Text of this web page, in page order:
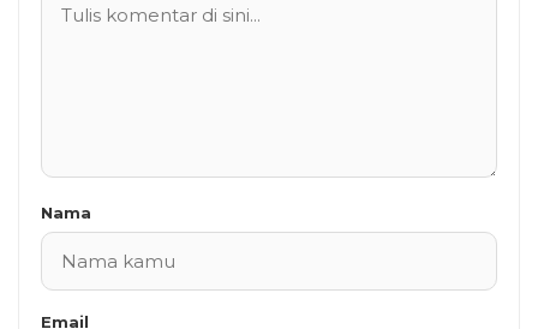
Nama
Email